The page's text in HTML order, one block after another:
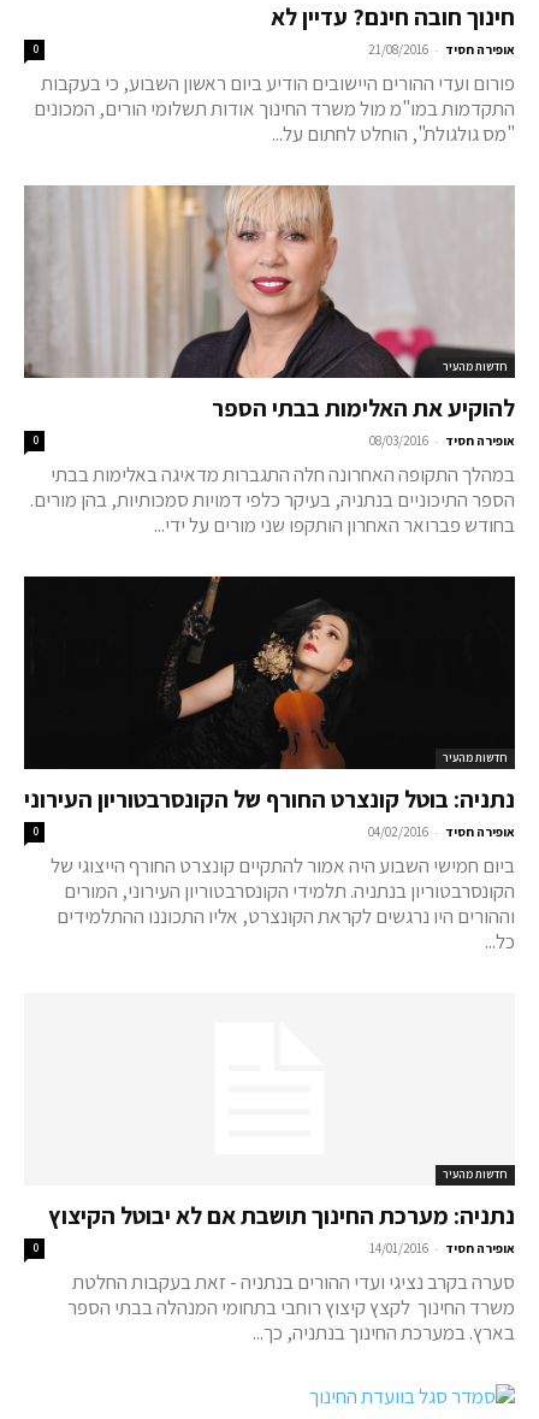
חינוך חובה חינם? עדיין לא
אופירה חסיד -
21/08/2016
0
פורום ועדי ההורים היישובים הודיע ביום ראשון השבוע, כי בעקבות
התקדמות במו"מ מול משרד החינוך אודות תשלומי הורים, המכונים
"מס גולגולת", הוחלט לחתום על...
חדשות מהעיר
להוקיע את האלימות בבתי הספר
אופירה חסיד -
08/03/2016
0
במהלך התקופה האחרונה חלה התגברות מדאיגה באלימות בבתי
הספר התיכוניים בנתניה, בעיקר כלפי דמויות סמכותיות, בהן מורים.
בחודש פברואר האחרון הותקפו שני מורים על ידי...
חדשות מהעיר
נתניה: בוטל קונצרט החורף של הקונסרבטוריון העירוני
אופירה חסיד -
04/02/2016
0
ביום חמישי השבוע היה אמור להתקיים קונצרט החורף הייצוגי של
הקונסרבטוריון בנתניה. תלמידי הקונסרבטוריון העירוני, המורים
וההורים היו נרגשים לקראת הקונצרט, אליו התכוננו ההתלמידים
כל...
חדשות מהעיר
נתניה: מערכת החינוך תושבת אם לא יבוטל הקיצוץ
אופירה חסיד -
14/01/2016
0
סערה בקרב נציגי ועדי ההורים בנתניה - זאת בעקבות החלטת
משרד החינוך לקצץ קיצוץ רוחבי בתחומי המנהלה בבתי הספר
בארץ. במערכת החינוך בנתניה, כך...